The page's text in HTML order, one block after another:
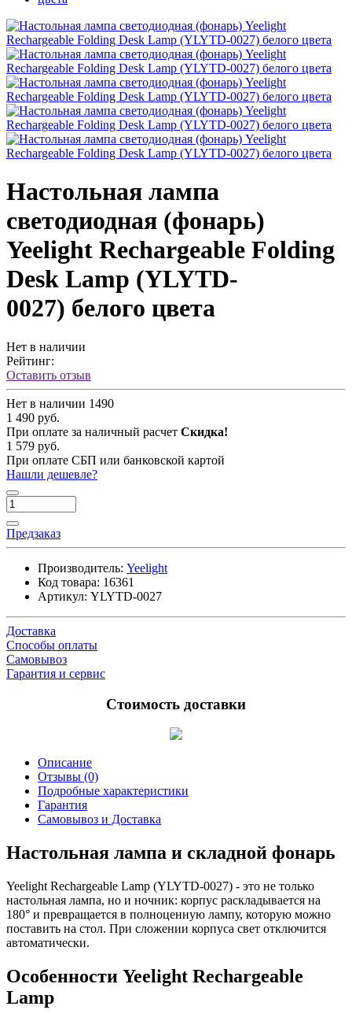
Настольная лампа
светодиодная (фонарь)
Yeelight Rechargeable Folding
Desk Lamp (YLYTD-
0027) белого цвета
Нет в наличии
Рейтинг:
Оставить отзыв
Нет в наличии 1490
1 490 руб.
При оплате за наличный расчет Скидка!
1 579 руб.
При оплате СБП или банковской картой
Нашли дешевле?
Предзаказ
Производитель: Yeelight
Код товара: 16361
Артикул: YLYTD-0027
Доставка
Способы оплаты
Самовывоз
Гарантия и сервис
Стоимость доставки
Описание
Отзывы (0)
Подробные характеристики
Гарантия
Самовывоз и Доставка
Настольная лампа и складной фонарь
Yeelight Rechargeable Lamp (YLYTD-0027) - это не только
настольная лампа, но и ночник: корпус раскладывается на
180° и превращается в полноценную лампу, которую можно
поставить на стол. При сложении корпуса свет отключится
автоматически.
Особенности Yeelight Rechargeable
Lamp